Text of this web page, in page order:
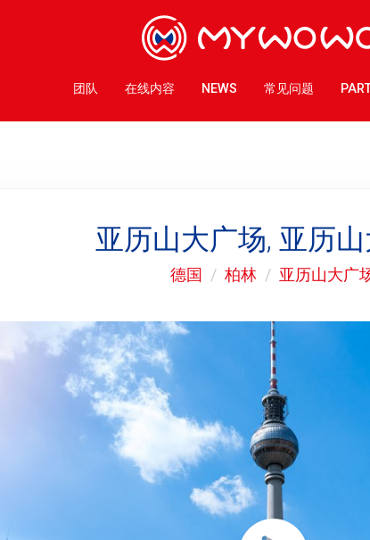
团队 在线内容 NEWS 常见问题
亚历山大广场, 亚历
德国 柏林 亚历山大广